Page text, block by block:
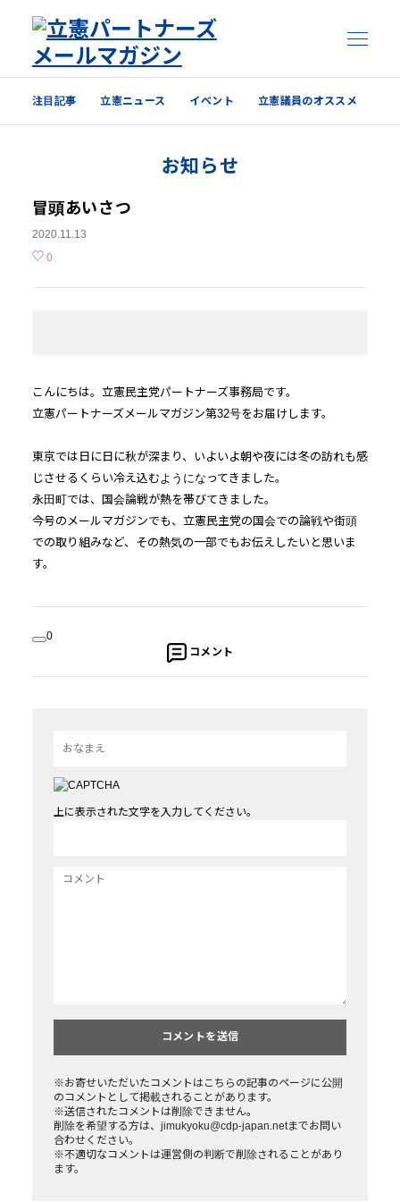
イベント
立憲議員のオススメ
注目記事 立憲ニュース イベント 立憲議員のオススメ
お知らせ
冒頭あいさつ
2020.11.13
0
こんにちは。 立憲民主党パートナーズ事務局です。
立憲パートナーズメールマガジン第32号をお届けします。
東京では日に日に秋が深まり、 いよいよ朝や夜には冬の訪れも感
じさせるくらい冷え込むようにな ってきました。
永田町では、国会論戦が熱を帯びてきました。
今号の メールマガジンでも、 立憲民主党の国会での論戦や街頭
での取り組みなど、 その熱気の一部でもお伝えしたいと思いま
す。
0
コメント
上に表示された文字を入力してください。
※お寄せいただいたコメントはこちらの記事のページに公開
のコメントとして掲載されることがあります。
※送信されたコメントは削除できません。
削除を希望する方は、jimukyoku@cdp-japan.netまでお問い
合わせください。
※不適切なコメントは運営側の判断で削除されることがあり
ます。